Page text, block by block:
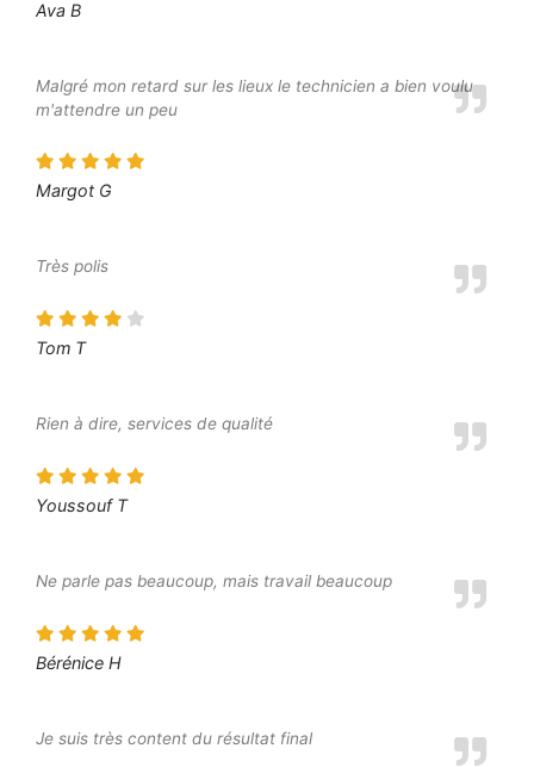
Ava B
Malgré mon retard sur les lieux le technicien a bien voulu
m'attendre un peu
Margot G
Très polis
Tom T
Rien à dire, services de qualité
Youssouf T
Ne parle pas beaucoup, mais travail beaucoup
Bérénice H
Je suis très content du résultat final